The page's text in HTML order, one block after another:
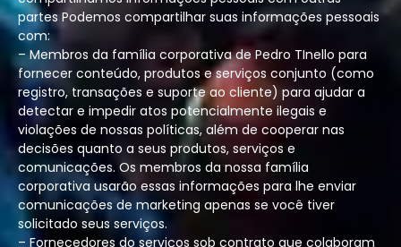
partes Podemos compartilhar suas informações pessoais
com:
– Membros da família corporativa de Pedro TInello para
fornecer conteúdo, produtos e serviços conjunto (como
registro, transações e suporte ao cliente) para ajudar a
detectar e impedir atos potencialmente ilegais e
violações de nossas políticas, além de cooperar nas
decisões quanto a seus produtos, serviços e
comunicações. Os membros da nossa família
corporativa usarão essas informações para lhe enviar
comunicações de marketing apenas se você tiver
solicitado seus serviços.
– Fornecedores do serviços sob contrato que colaboram